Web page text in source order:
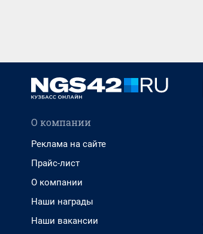
О компании
Реклама на сайте
Прайс-лист
О компании
Наши награды
Наши вакансии